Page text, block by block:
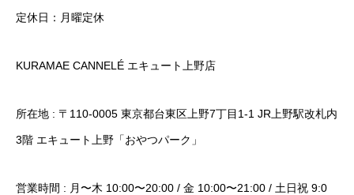
定休日：月曜定休
KURAMAE CANNELÉ エキュート上野店
所在地 : 〒110-0005 東京都台東区上野7丁目1-1 JR上野駅改札内
3階 エキュート上野「おやつパーク」
営業時間 : 月〜木 10:00〜20:00 / 金 10:00〜21:00 / 土日祝 9:0